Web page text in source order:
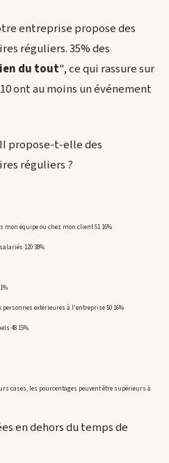
entreprise propose des
réguliers. 35% des
du tout", ce qui rassure sur
ont au moins un événement
propose-t-elle des
réguliers ?
équipe ou chez mon client 51 16%
120 38%
personnes extérieures à l'entreprise 50 16%
48 15%
cases, les pourcentages peuvent être supérieurs à
en dehors du temps de